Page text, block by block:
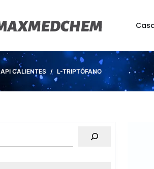
API CALIENTES / L-TRIPTÓFANO